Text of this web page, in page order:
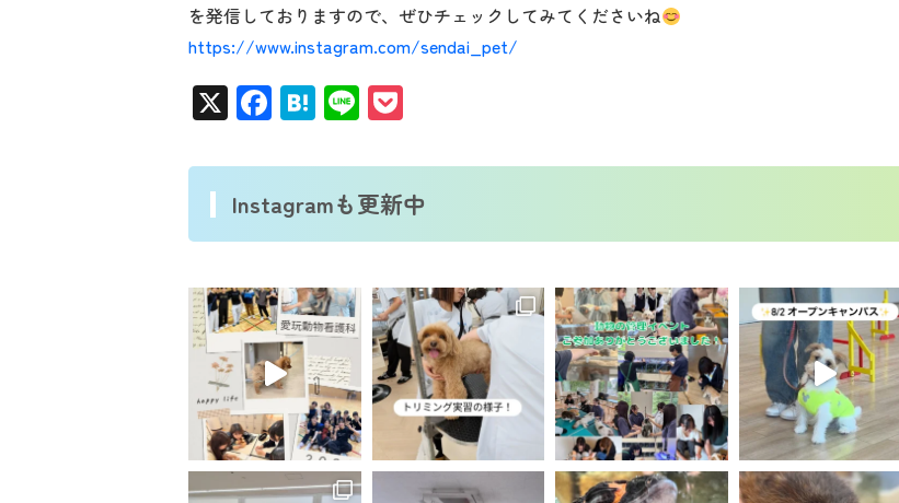
を発信しておりますので、ぜひチェックしてみてくださいね
https://www.instagram.com/sendai_pet/
X Facebook
Hatena
Line
Instagramも更新中